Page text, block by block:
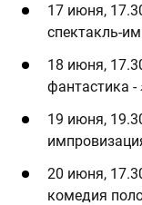
17 июня,
спектакль-
18 июня,
фантастика -
19 июня,
20 июня,
комедия